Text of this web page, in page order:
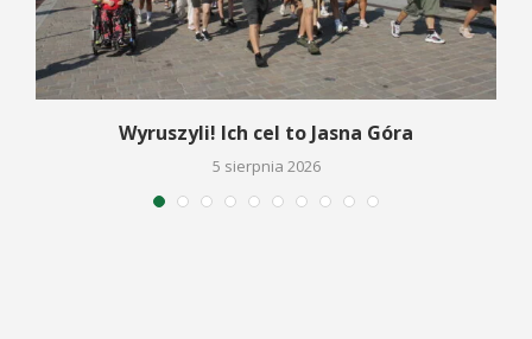
Wyruszyli! Ich cel to Jasna Góra
5 sierpnia 2026